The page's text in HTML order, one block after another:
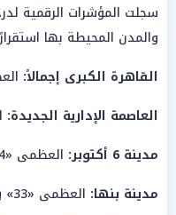
سجلت المؤشرات الرقمية
والمدن المحيطة بها
القاهرة الكبرى إجمالاً: العظمى
العاصمة الإدارية الجديدة:
مدينة 6 أكتوبر:
العظمى «34» والصغرى «22» درجة.
مدينة بنها: العظمى «33» والصغرى «23» درجة.